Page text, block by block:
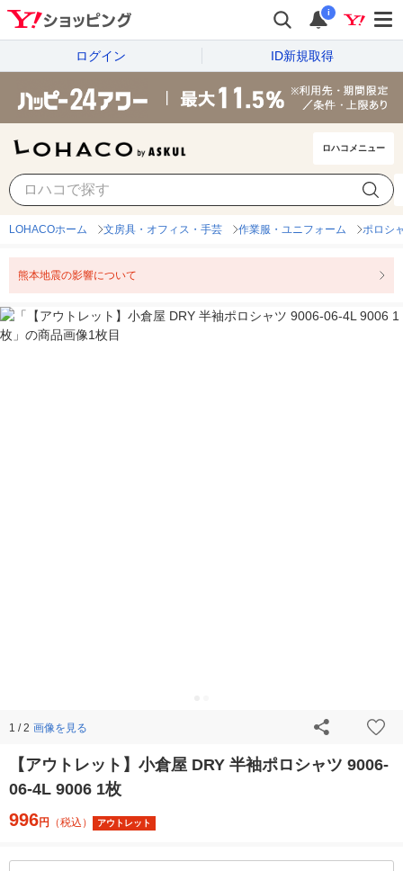
i
ログイン ID新規取得
ロハコメニュー
LOHACOホーム 文房具・オフィス・手芸 作業服・ユニフォーム ポロシ
熊本地震の影響について
1 / 2 画像を見る
【アウトレット】小倉屋 DRY 半袖ポロシャツ 9006-
06-4L 9006 1枚
996円 （税込） アウトレット